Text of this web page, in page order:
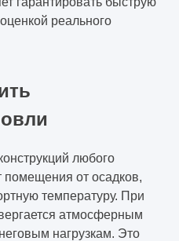
реального
любого
от осадков,
температуру. При
атмосферным
нагрузкам. Это